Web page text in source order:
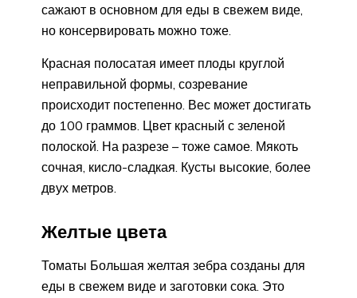
сажают в основном для еды в свежем виде,
но консервировать можно тоже.
Красная полосатая имеет плоды круглой
неправильной формы, созревание
происходит постепенно. Вес может достигать
до 100 граммов. Цвет красный с зеленой
полоской. На разрезе – тоже самое. Мякоть
сочная, кисло-сладкая. Кусты высокие, более
двух метров.
Желтые цвета
Томаты Большая желтая зебра созданы для
еды в свежем виде и заготовки сока. Это